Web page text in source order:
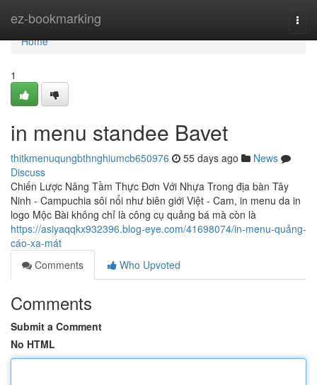
ez-bookmarking
Home
Home
1
in menu standee Bavet
thitkmenuqungbthnghiumcb650976 55 days ago
News
Discuss
Chiến Lược Nâng Tầm Thực Đơn Với Nhựa Trong địa bàn Tây
Ninh - Campuchia sôi nổi như biên giới Việt - Cam, in menu da in
logo Mộc Bài không chỉ là công cụ quảng bá mà còn là
https://asiyaqqkx932396.blog-eye.com/41698074/in-menu-quảng-
cáo-xa-mát
Comments
Who Upvoted
Comments
Submit a Comment
No HTML